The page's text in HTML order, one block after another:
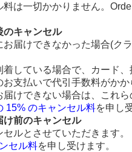
は一切かかりません。
のキャンセル
届けできなかった場合(ク
着している場合で、カード
支払いで代引手数料がか
けできない場合は、これ
15% のキャンセル料を申し
け前のキャンセル
ルとさせていただきます。
セル料を申し受けます。